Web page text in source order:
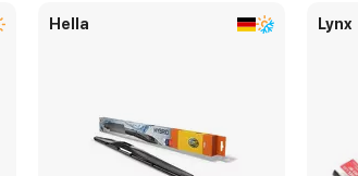
Hella Lynx